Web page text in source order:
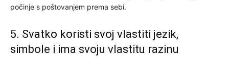
počinje s poštovanjem prema sebi.
5. Svatko koristi svoj vlastiti jezik,
simbole i ima svoju vlastitu razinu